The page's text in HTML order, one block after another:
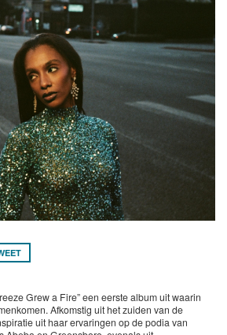
Grew a Fire” een eerste album uit waarin
Afkomstig uit het zuiden van de
uit haar ervaringen op de podia van